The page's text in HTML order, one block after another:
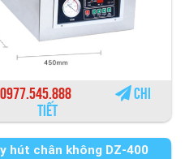
Chi
tiết
hút chân không DZ-400